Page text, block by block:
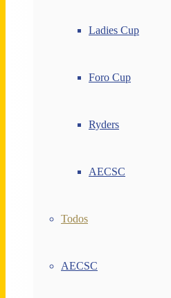
Ladies Cup
Foro Cup
Ryders
AECSC
Todos
AECSC